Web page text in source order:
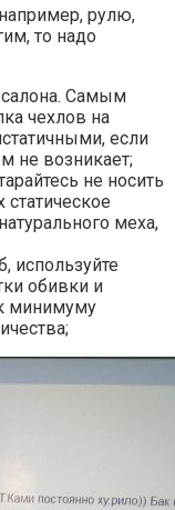
рулю,
то надо
Самым
чехлов на
если
не возникает;
не носить
меха,
используйте
обивки и
минимуму